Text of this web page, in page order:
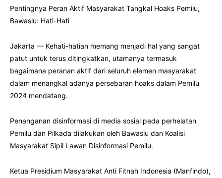
Pentingnya Peran Aktif Masyarakat Tangkal Hoaks Pemilu,
Bawaslu: Hati-Hati
Jakarta — Kehati-hatian memang menjadi hal yang sangat
patut untuk terus ditingkatkan, utamanya termasuk
bagaimana peranan aktif dari seluruh elemen masyarakat
dalam menangkal adanya persebaran hoaks dalam Pemilu
2024 mendatang.
Penanganan disinformasi di media sosial pada perhelatan
Pemilu dan Pilkada dilakukan oleh Bawaslu dan Koalisi
Masyarakat Sipil Lawan Disinformasi Pemilu.
Ketua Presidium Masyarakat Anti Fitnah Indonesia (Manfindo),